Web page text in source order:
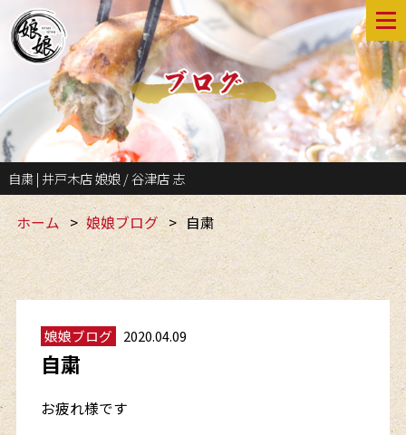
自粛 | 井戸木店 娘娘 / 谷津店 志
ホーム 娘娘ブログ 自粛
娘娘ブログ 2020.04.09
自粛
お疲れ様です